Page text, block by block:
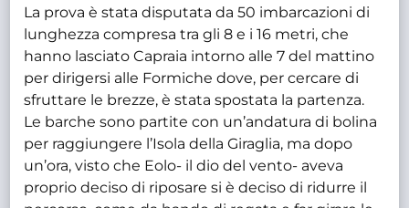
La prova è stata disputata da 50 imbarcazioni di
lunghezza compresa tra gli 8 e i 16 metri, che
hanno lasciato Capraia intorno alle 7 del mattino
per dirigersi alle Formiche dove, per cercare di
sfruttare le brezze, è stata spostata la partenza.
Le barche sono partite con un’andatura di bolina
per raggiungere l’Isola della Giraglia, ma dopo
un’ora, visto che Eolo- il dio del vento- aveva
proprio deciso di riposare si è deciso di ridurre il